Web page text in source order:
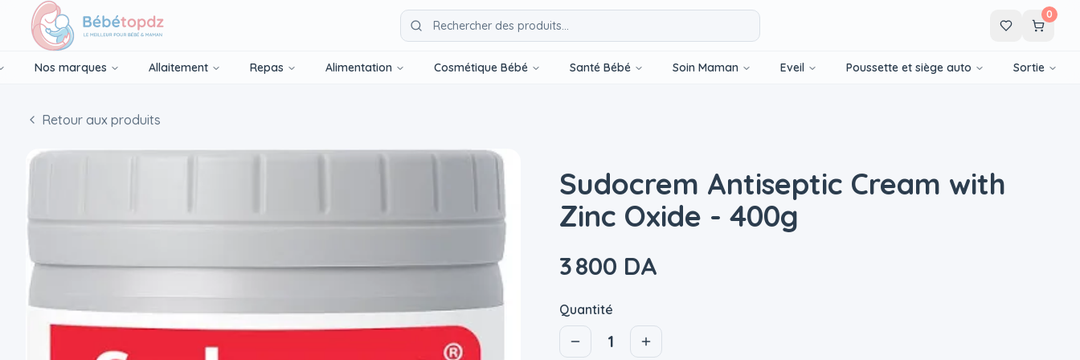
0
Nos marques Allaitement Repas Alimentation Cosmétique Bébé Santé Bébé Soin Maman Eveil Poussette et siège auto Sortie
Retour aux produits
Sudocrem Antiseptic Cream with
Zinc Oxide - 400g
3 800 DA
Quantité
1